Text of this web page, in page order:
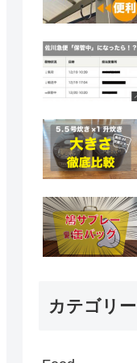
カテゴリー